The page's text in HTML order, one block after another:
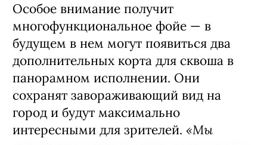
Особое внимание получит
многофункциональное фойе — в
будущем в нем могут появиться два
дополнительных корта для сквоша в
панорамном исполнении. Они
сохранят завораживающий вид на
город и будут максимально
интересными для зрителей. «Мы